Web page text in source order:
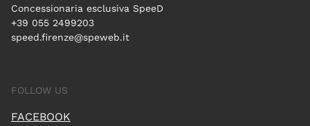
Concessionaria esclusiva SpeeD
+39 055 2499203
speed.firenze@speweb.it
FOLLOW US
FACEBOOK